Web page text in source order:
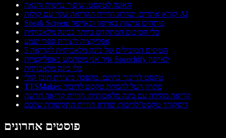
האזנה לטקסט: שיפור נגישות והנאה
קורא אתרים: שדרוג חוויית הקריאה שלך עם קולות AI
Speak Screen: פותחים נגישות באייפון ובאייפד
כלי הסיכום המתקדם ביותר בבינה מלאכותית
אפליקציה ליצירת ספרי שמע
5 הטיפים המובילים של בינה מלאכותית לקריאה
איך אני משתמש באפליקציית Speechify לאייפון
כלי בינה מלאכותית
טקסט לדיבור בחינם: מהפכה ביצירת תוכן קולי
TTSMaker: פתרון העל להמרת טקסט לדיבור
קריאה מהירה עם בינה מלאכותית: חוויית קריאה חדשה
דיסקורד טקסט־לדיבור: שדרוג חוויית התקשורת שלכם
פוסטים אחרונים